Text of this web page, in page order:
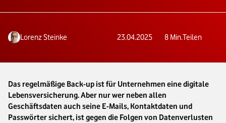
Lorenz Steinke 23.04.2025 8 Min.Teilen
Das regelmäßige Back-up ist für Unternehmen eine digitale
Lebensversicherung. Aber nur wer neben allen
Geschäftsdaten auch seine E-Mails, Kontaktdaten und
Passwörter sichert, ist gegen die Folgen von Datenverlusten